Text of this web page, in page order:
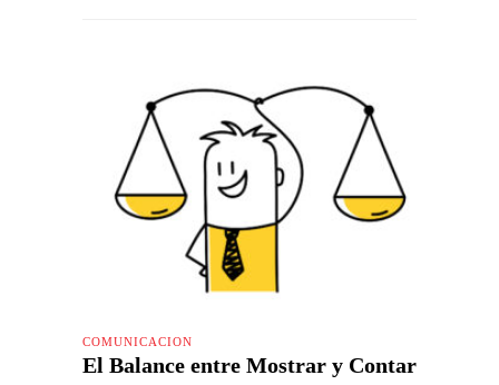
COMUNICACIÓN
El Balance entre Mostrar y Contar